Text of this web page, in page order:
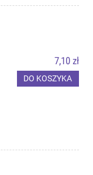
7,10 zł
DO KOSZYKA